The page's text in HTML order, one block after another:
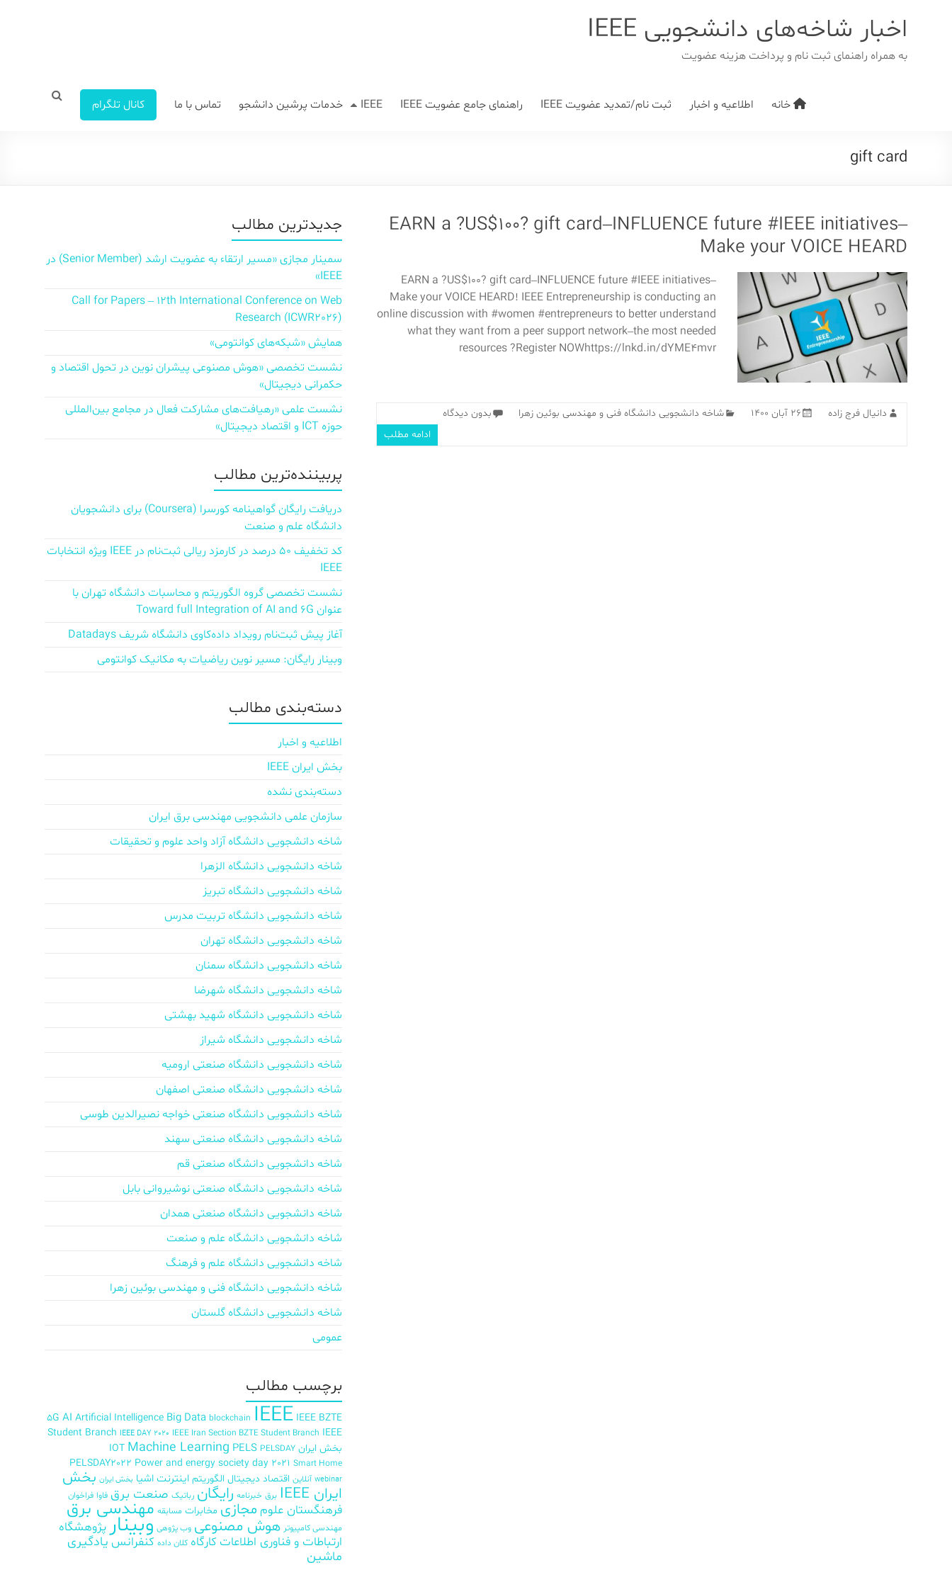
اخبار شاخه‌های دانشجویی IEEE
به همراه راهنمای ثبت نام و پرداخت هزینه عضویت
خانه اطلاعیه و اخبار ثبت نام/تمدید عضویت IEEE راهنمای جامع عضویت IEEE IEEE خدمات پرشین دانشجو تماس با ما کانال تلگرام
gift card
EARN a ?US$100? gift card–INFLUENCE future #IEEE initiatives–
Make your VOICE HEARD
EARN a ?US$100? gift card–INFLUENCE future #IEEE initiatives–
Make your VOICE HEARD! IEEE Entrepreneurship is conducting an
online discussion with #women #entrepreneurs to better understand
what they want from a peer support network–the most needed
resources ?Register NOWhttps://lnkd.in/dYME4mvr
دانیال فرج زاده ۲۶ آبان ۱۴۰۰ شاخه دانشجویی دانشگاه فنی و مهندسی بوئین زهرا
بدون دیدگاه
ادامه مطلب
جدیدترین مطالب
سمینار مجازی «مسیر ارتقاء به عضویت ارشد (Senior Member) در
IEEE»
Call for Papers – 12th International Conference on Web
Research (ICWR2026)
همایش «شبکه‌های کوانتومی»
نشست تخصصی «هوش مصنوعی پیشران نوین در تحول اقتصاد و
حکمرانی دیجیتال»
نشست علمی «رهیافت‌های مشارکت فعال در مجامع بین‌المللی
حوزه ICT و اقتصاد دیجیتال»
پربیننده‌ترین مطالب
دریافت رایگان گواهینامه کورسرا (Coursera) برای دانشجویان
دانشگاه علم و صنعت
کد تخفیف ۵۰ درصد در کارمزد ریالی ثبت‌نام در IEEE ویژه انتخابات
IEEE
نشست تخصصی گروه الگوریتم و محاسبات دانشگاه تهران با
عنوان Toward full Integration of AI and 6G
آغاز پیش‌ ثبت‌نام رویداد داده‌کاوی دانشگاه شریف Datadays
وبینار رایگان: مسیر نوین ریاضیات به مکانیک کوانتومی
دسته‌بندی مطالب
اطلاعیه و اخبار
بخش ایران IEEE
دسته‌بندی نشده
سازمان علمی دانشجویی مهندسی برق ایران
شاخه دانشجویی دانشگاه آزاد واحد علوم و تحقیقات
شاخه دانشجویی دانشگاه الزهرا
شاخه دانشجویی دانشگاه تبریز
شاخه دانشجویی دانشگاه تربیت مدرس
شاخه دانشجویی دانشگاه تهران
شاخه دانشجویی دانشگاه سمنان
شاخه دانشجویی دانشگاه شهرضا
شاخه دانشجویی دانشگاه شهید بهشتی
شاخه دانشجویی دانشگاه شیراز
شاخه دانشجویی دانشگاه صنعتی ارومیه
شاخه دانشجویی دانشگاه صنعتی اصفهان
شاخه دانشجویی دانشگاه صنعتی خواجه نصیرالدین طوسی
شاخه دانشجویی دانشگاه صنعتی سهند
شاخه دانشجویی دانشگاه صنعتی قم
شاخه دانشجویی دانشگاه صنعتی نوشیروانی بابل
شاخه دانشجویی دانشگاه صنعتی همدان
شاخه دانشجویی دانشگاه علم و صنعت
شاخه دانشجویی دانشگاه علم و فرهنگ
شاخه دانشجویی دانشگاه فنی و مهندسی بوئین زهرا
شاخه دانشجویی دانشگاه گلستان
عمومی
برچسب‌ مطالب
5G AI Artificial Intelligence Big Data blockchain IEEE IEEE BZTE
Student Branch IEEE DAY 2020 IEEE Iran Section BZTE Student Branch IEEE
بخش ایران
IOT Machine Learning PELS PELSDAY
PELSDAY2022 Power and energy society day 2021 Smart Home
webinar آنلاین اقتصاد دیجیتال الگوریتم اینترنت اشیا بخش ایران بخش
ایران IEEE
برق خبرنامه رایگان رباتیک صنعت برق فاوا فراخوان
فرهنگستان علوم مجازی مخابرات مسابقه مهندسی برق
مهندسی کامپیوتر هوش مصنوعی وب پژوهی وبینارپژوهشگاه
ارتباطات و فناوری اطلاعات کارگاه کلان داده کنفرانس یادگیری
ماشین